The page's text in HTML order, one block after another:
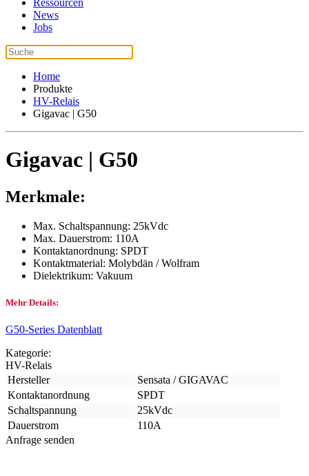
Ressourcen
News
Jobs
Home
Produkte
HV-Relais
Gigavac | G50
Gigavac | G50
Merkmale:
Max. Schaltspannung: 25kVdc
Max. Dauerstrom: 110A
Kontaktanordnung: SPDT
Kontaktmaterial: Molybdän / Wolfram
Dielektrikum: Vakuum
Mehr Details:
G50-Series Datenblatt
Kategorie:
HV-Relais
Hersteller
Sensata / GIGAVAC
Kontaktanordnung
SPDT
Schaltspannung
25kVdc
Dauerstrom
110A
Anfrage senden